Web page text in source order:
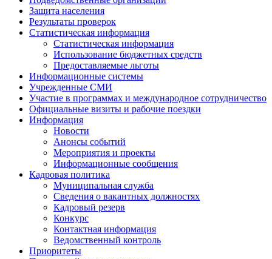
Защита населения
Результаты проверок
Статистическая информация
Статистическая информация
Использование бюджетных средств
Предоставляемые льготы
Информационные системы
Учрежденные СМИ
Участие в программах и международное сотрудничество
Официальные визиты и рабочие поездки
Информация
Новости
Анонсы событий
Мероприятия и проекты
Информационные сообщения
Кадровая политика
Муниципальная служба
Сведения о вакантных должностях
Кадровый резерв
Конкурс
Контактная информация
Ведомственный контроль
Приоритеты